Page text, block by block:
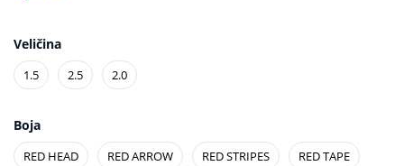
Veličina
1.5 2.5 2.0
Boja
RED HEAD RED ARROW RED STRIPES RED TAPE